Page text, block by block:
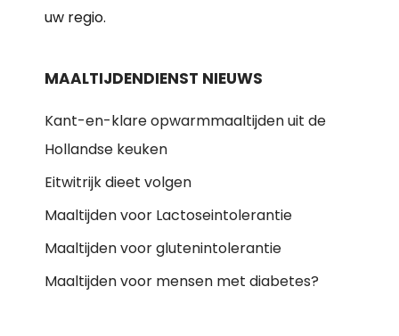
uw regio.
MAALTIJDENDIENST NIEUWS
Kant-en-klare opwarmmaaltijden uit de
Hollandse keuken
Eitwitrijk dieet volgen
Maaltijden voor Lactoseintolerantie
Maaltijden voor glutenintolerantie
Maaltijden voor mensen met diabetes?